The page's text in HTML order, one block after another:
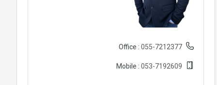
055-7212377
053-7192609